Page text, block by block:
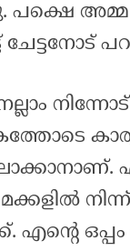
പക്ഷെ അമ്മ
ചേട്ടനോട്
എന്റെ